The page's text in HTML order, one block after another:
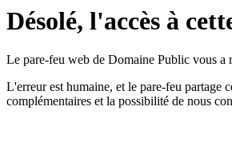
Désolé, l'accès à
Le pare-feu web de Domaine Public vous a
L'erreur est humaine, et le pare-feu partage
complémentaires et la possibilité de nous